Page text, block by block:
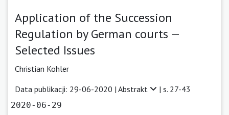
Application of the Succession
Regulation by German courts —
Selected Issues
Christian Kohler
Data publikacji: 29-06-2020 | Abstrakt | s. 27-43
2020-06-29